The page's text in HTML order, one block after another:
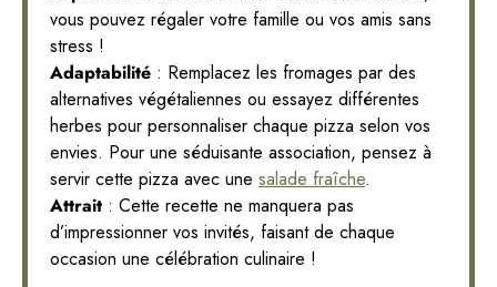
vous pouvez régaler votre famille ou vos amis sans
stress !
Adaptabilité : Remplacez les fromages par des
alternatives végétaliennes ou essayez différentes
herbes pour personnaliser chaque pizza selon vos
envies. Pour une séduisante association, pensez à
servir cette pizza avec une salade fraîche.
Attrait : Cette recette ne manquera pas
d’impressionner vos invités, faisant de chaque
occasion une célébration culinaire !